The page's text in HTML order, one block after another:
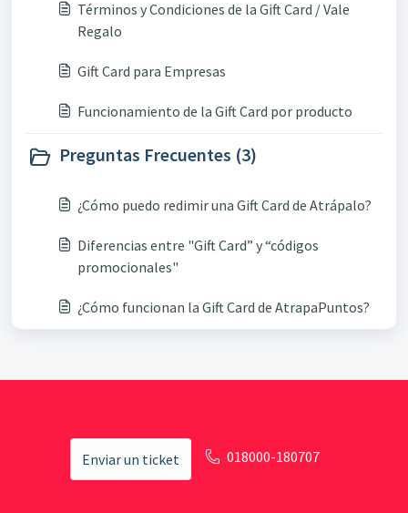
Términos y Condiciones de la Gift Card / Vale
Regalo
Gift Card para Empresas
Funcionamiento de la Gift Card por producto
Preguntas Frecuentes (3)
¿Cómo puedo redimir una Gift Card de Atrápalo?
Diferencias entre "Gift Card” y “códigos
promocionales"
¿Cómo funcionan la Gift Card de AtrapaPuntos?
Enviar un ticket 018000-180707